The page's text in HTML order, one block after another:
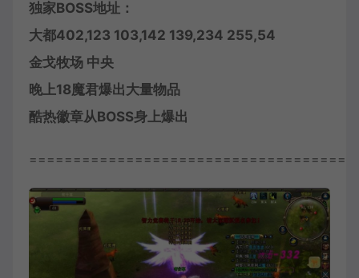
独家BOSS地址：
大都402,123 103,142 139,234 255,54
金戈牧场 中央
晚上18魔君爆出大量物品
酷热徽章从BOSS身上爆出